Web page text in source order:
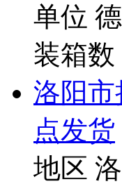
单位
装箱数
洛阳市
点发货
地区